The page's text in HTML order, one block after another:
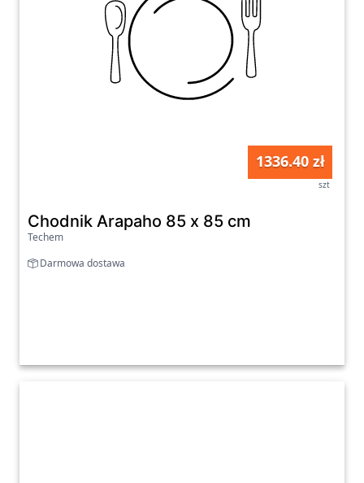
1336.40 zł
szt
Chodnik Arapaho 85 x 85 cm
Techem
Darmowa dostawa